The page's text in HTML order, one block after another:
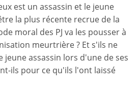
est un assassin et le jeune
la plus récente recrue de la
moral des PJ va les pousser à
meurtrière ? Et s'ils ne
assassin lors d'une de ses
ils pour ce qu'ils l'ont laissé